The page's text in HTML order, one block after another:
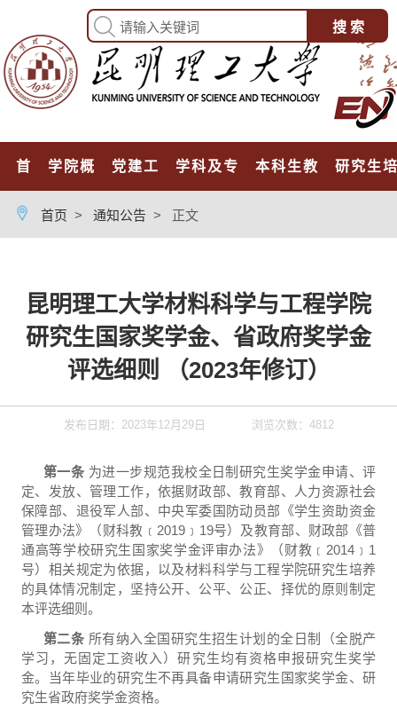
首页 学院概况 党建工作 学科及专业 本科生教育 研究生
首页 > 通知公告 > 正文
昆明理工大学材料科学与工程学院
研究生国家奖学金、省政府奖学金
评选细则 （2023年修订）
发布日期：2023年12月29日 浏览次数： 4812
第一条 为进一步规范我校全日制研究生奖学金申请、评
定、发放、管理工作，依据财政部、教育部、人力资源社会
保障部、退役军人部、中央军委国防动员部《学生资助资金
管理办法》（财科教﹝ 2019﹞ 19号）及教育部、财政部《普
通高等学校研究生国家奖学金评审办法》（财教﹝ 2014﹞ 1
号）相关规定为依据，以及材料科学与工程学院研究生培养
的具体情况制定，坚持公开、公平、公正、择优的原则制定
本评选细则。
第二条 所有纳入全国研究生招生计划的全日制（全脱产
学习，无固定工资收入）研究生均有资格申报研究生奖学
金。当年毕业的研究生不再具备申请研究生国家奖学金、研
究生省政府奖学金资格。